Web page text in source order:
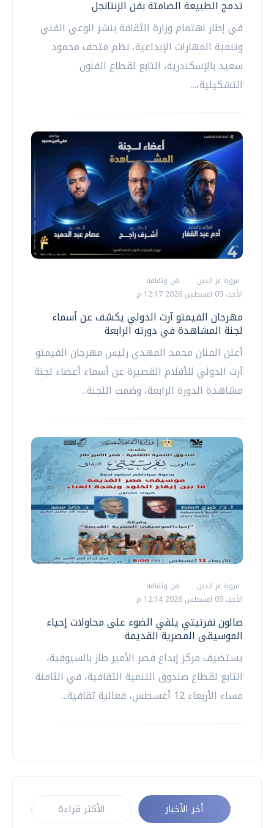
تدمج الطبيعة الصامتة بفن الزنتانجل
في إطار اهتمام وزارة الثقافة بنشر الوعي الفني
وتنمية المهارات الإبداعية، نظم متحف محمود
سعيد بالإسكندرية، التابع لقطاع الفنون
التشكيلية،...
مروة عز الدين
فن وثقافة
الأحد، 09 اغسطس 2026 12:17 م
مهرجان الفيمتو آرت الدولي يكشف عن أسماء
لجنة المشاهدة في دورته الرابعة
أعلن الفنان محمد المهدي رئيس مهرجان الفيمتو
آرت الدولي للأفلام القصيرة عن أسماء أعضاء لجنة
مشاهدة الدورة الرابعة، وضمت اللجنة...
مروة عز الدين
فن وثقافة
الأحد، 09 اغسطس 2026 12:14 م
صالون نفرتيتي يلقي الضوء على محاولات إحياء
الموسيقى المصرية القديمة
يستضيف مركز إبداع قصر الأمير طاز بالسيوفية،
التابع لقطاع صندوق التنمية الثقافية، في الثامنة
مساء الأربعاء 12 أغسطس، فعالية ثقافية...
أخر الأخبار الأكثر قراءة